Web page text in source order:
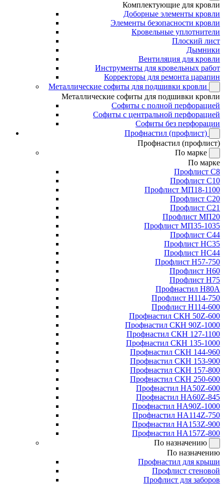
Комплектующие для кровли
Доборные элементы кровли
Элементы безопасности кровли
Кровельные уплотнители
Плоский лист
Дымники
Вентиляция для кровли
Инструменты для кровельных работ
Корректоры для ремонта царапин
Металлические софиты для подшивки кровли
Металлические софиты для подшивки кровли
Софиты с полной перфорацией
Софиты с центральной перфорацией
Софиты без перфорации
Профнастил (профлист)
Профнастил (профлист)
По марке
По марке
Профлист С8
Профлист С10
Профлист МП18-1100
Профлист С20
Профлист С21
Профлист МП20
Профлист МП35-1035
Профлист С44
Профлист НС35
Профлист НС44
Профлист Н57-750
Профлист Н60
Профлист Н75
Профнастил Н80А
Профлист Н114-750
Профлист Н114-600
Профнастил СКН 50Z-600
Профнастил СКН 90Z-1000
Профнастил СКН 127-1100
Профнастил СКН 135-1000
Профнастил СКН 144-960
Профнастил СКН 153-900
Профнастил СКН 157-800
Профнастил СКН 250-600
Профнастил НА50Z-600
Профнастил НА60Z-845
Профнастил НА90Z-1000
Профнастил НА114Z-750
Профнастил НА153Z-900
Профнастил НА157Z-800
По назначению
По назначению
Профнастил для крыши
Профлист стеновой
Профлист для заборов